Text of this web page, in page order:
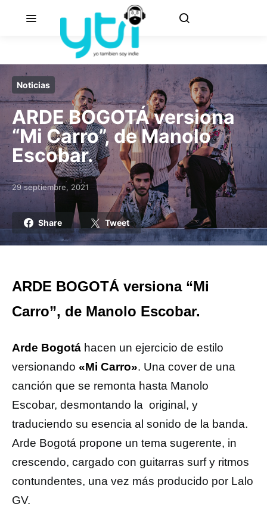
Noticias
ARDE BOGOTÁ versiona
“Mi Carro”, de Manolo
Escobar.
Posted on
29 septiembre, 2021
Share Tweet
ARDE BOGOTÁ versiona “Mi
Carro”, de Manolo Escobar.
Arde Bogotá hacen un ejercicio de estilo
versionando «Mi Carro». Una cover de una
canción que se remonta hasta Manolo
Escobar, desmontando la original, y
traduciendo su esencia al sonido de la banda.
Arde Bogotá propone un tema sugerente, in
crescendo, cargado con guitarras surf y ritmos
contundentes, una vez más producido por Lalo
GV.